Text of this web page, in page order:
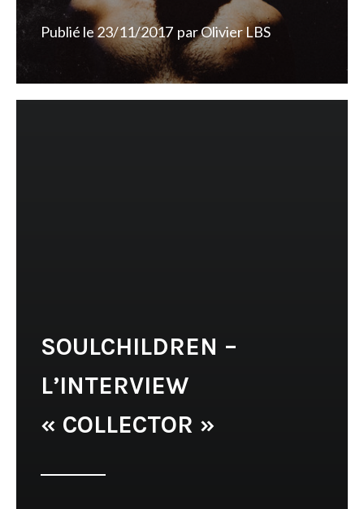
Publié le23/11/2017 parOlivier LBS
SOULCHILDREN –
L’INTERVIEW
« COLLECTOR »